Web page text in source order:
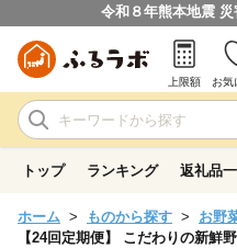
令和８年熊本地震
上限額 お気
トップ ランキング 返礼品
ホーム ものから探す お野
【24回定期便】 こだわりの新鮮